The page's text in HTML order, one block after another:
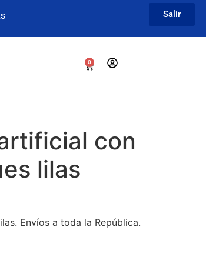
Salir
0
con
lilas
Envíos a toda la República.